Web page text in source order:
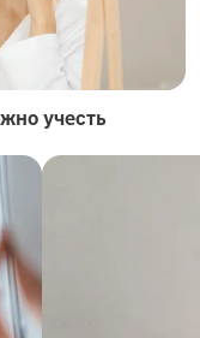
учесть